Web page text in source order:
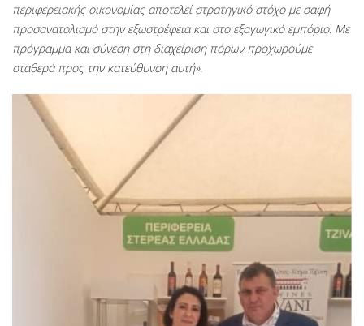
περιφερειακής οικονομίας αποτελεί στρατηγικό στόχο με σαφή
προσανατολισμό στην εξωστρέφεια και στο εξαγωγικό εμπόριο. Με
πρόγραμμα και σύνεση στη διαχείριση πόρων προχωρούμε
σταθερά προς την κατεύθυνση αυτή».